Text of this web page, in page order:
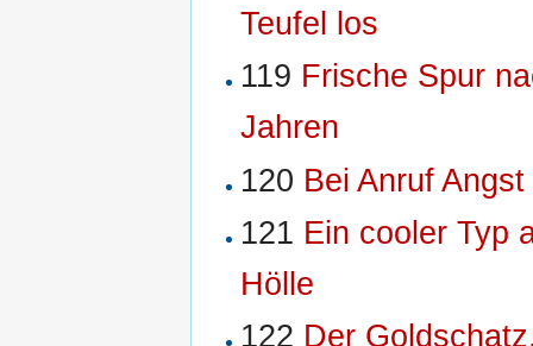
Teufel los
119 Frische Spur
Jahren
120 Bei Anruf Angst
121 Ein cooler Typ
Hölle
122 Der